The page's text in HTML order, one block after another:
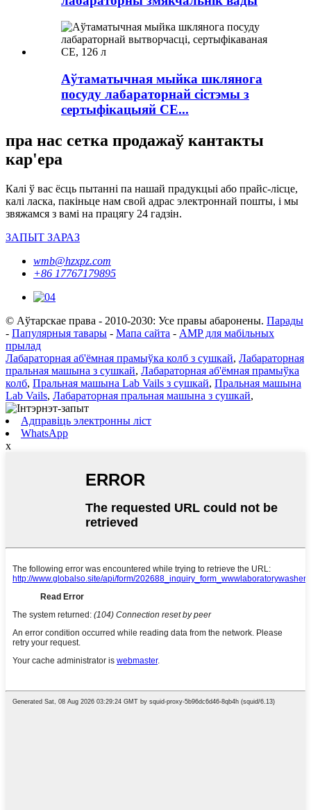
Аўтаматычная мыйка шклянога
посуду лабараторнай сістэмы з
сертыфікацыяй CE...
пра нас сетка продажаў кантакты
кар'ера
Калі ў вас ёсць пытанні па нашай прадукцыі або прайс-лісце,
калі ласка, пакіньце нам свой адрас электроннай пошты, і мы
звяжамся з вамі на працягу 24 гадзін.
ЗАПЫТ ЗАРАЗ
wmb@hzxpz.com
+86 17767179895
© Аўтарскае права - 2010-2030: Усе правы абаронены. Парады
- Папулярныя тавары - Мапа сайта - AMP для мабільных
прылад
Лабараторная аб'ёмная прамыўка колб з сушкай, Лабараторная
пральная машына з сушкай, Лабараторная аб'ёмная прамыўка
колб, Пральная машына Lab Vails з сушкай, Пральная машына
Lab Vails, Лабараторная пральная машына з сушкай,
Адправіць электронны ліст
WhatsApp
x